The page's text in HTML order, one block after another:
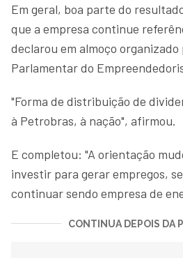
Em geral, boa parte do
que a empresa continue
declarou em almoço
Parlamentar do
"Forma de distribuição de
à Petrobras, à nação", afirmou.
E completou: "A orientação
investir para gerar empregos,
continuar sendo empresa de
CONTINUA DEPOIS DA